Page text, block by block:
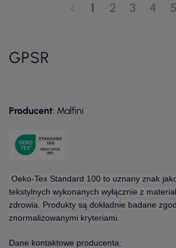
1 2 3 4 5
GPSR
Producent: Malfini
Oeko-Tex Standard 100 to uznany znak
tekstylnych wykonanych wyłącznie z
zdrowia. Produkty są dokładnie badane
znormalizowanymi kryteriami.
Dane kontaktowe producenta: